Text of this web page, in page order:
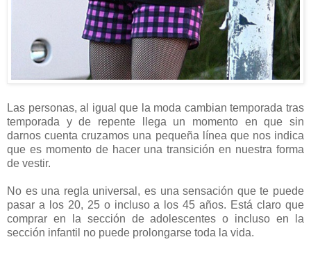
Las personas, al igual que la moda cambian temporada tras
temporada y de repente llega un momento en que sin
darnos cuenta cruzamos una pequeña línea que nos indica
que es momento de hacer una transición en nuestra forma
de vestir.
No es una regla universal, es una sensación que te puede
pasar a los 20, 25 o incluso a los 45 años. Está claro que
comprar en la sección de adolescentes o incluso en la
sección infantil no puede prolongarse toda la vida.